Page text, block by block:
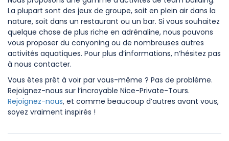
La plupart sont des jeux de groupe, soit en plein air dans la
nature, soit dans un restaurant ou un bar. Si vous souhaitez
quelque chose de plus riche en adrénaline, nous pouvons
vous proposer du canyoning ou de nombreuses autres
activités aquatiques. Pour plus d’informations, n’hésitez pas
à nous contacter.
Vous êtes prêt à voir par vous-même ? Pas de problème.
Rejoignez-nous sur l’incroyable Nice-Private-Tours.
Rejoignez-nous, et comme beaucoup d’autres avant vous,
soyez vraiment inspirés !